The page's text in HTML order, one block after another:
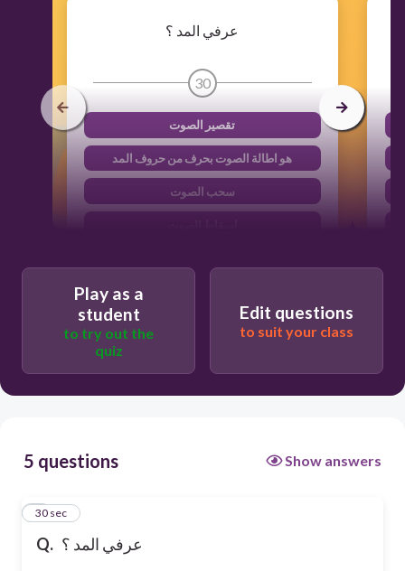
عرفي المد ؟
30
تقصير الصوت
هو اطالة الصوت بحرف من حروف المد
سحب الصوت
Play as a
student
to try out the
quiz
Edit questions
to suit your class
5 questions Show answers
Q. عرفي المد ؟
1
30 sec